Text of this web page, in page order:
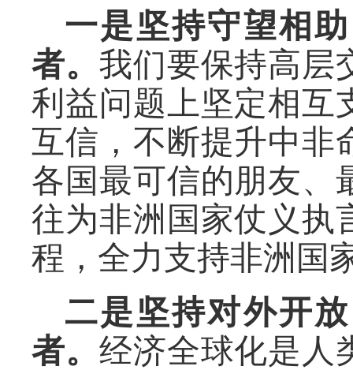
一是坚持守望相
者。 我们要保持高层
利益问题上坚定相互
互信，不断提升中非
各国最可信的朋友、
往为非洲国家仗义执
程，全力支持非洲国
二是坚持对外开
者。 经济全球化是人